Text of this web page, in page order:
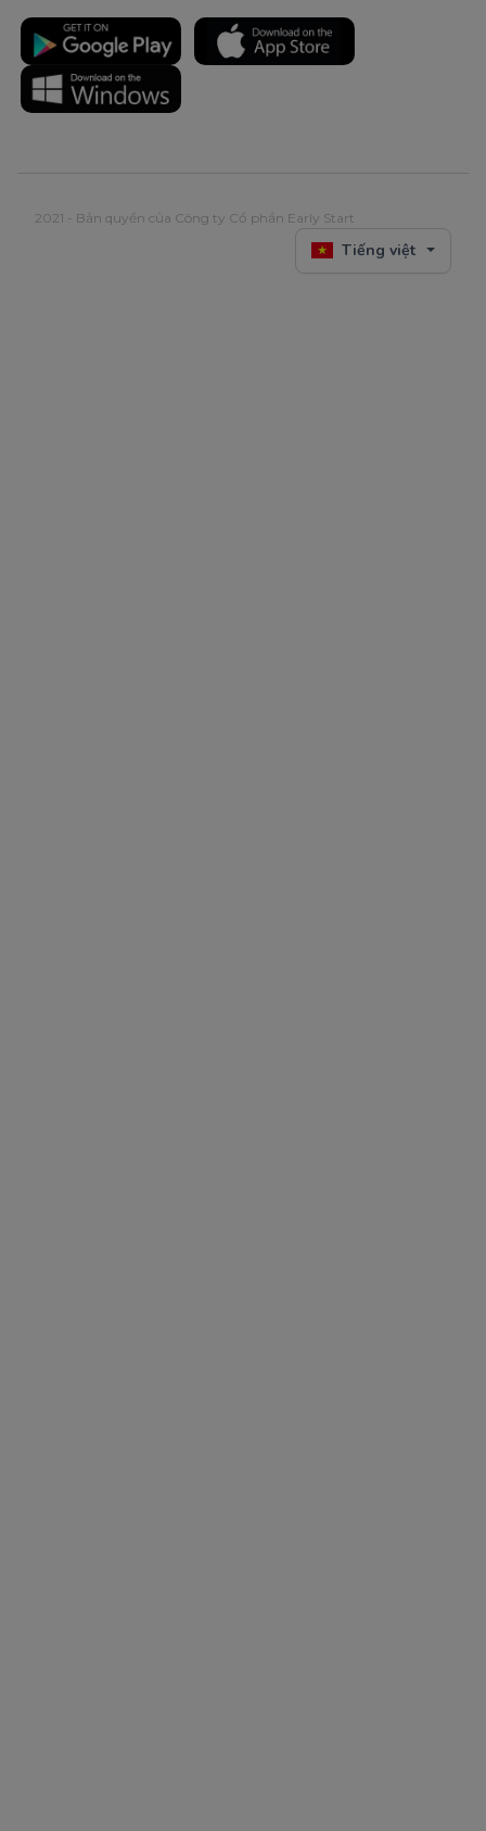
2021 - Bản quyền của Công ty Cổ phần Early Start
Tiếng việt